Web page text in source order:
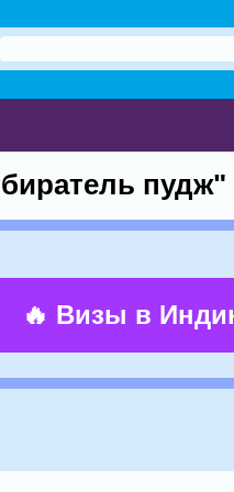
пудж"
🔥 Визы в